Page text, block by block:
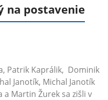
na postavenie
Patrik Kaprálik, Dominik
Janotík, Michal Janotík
a Martin Žurek sa zišli v